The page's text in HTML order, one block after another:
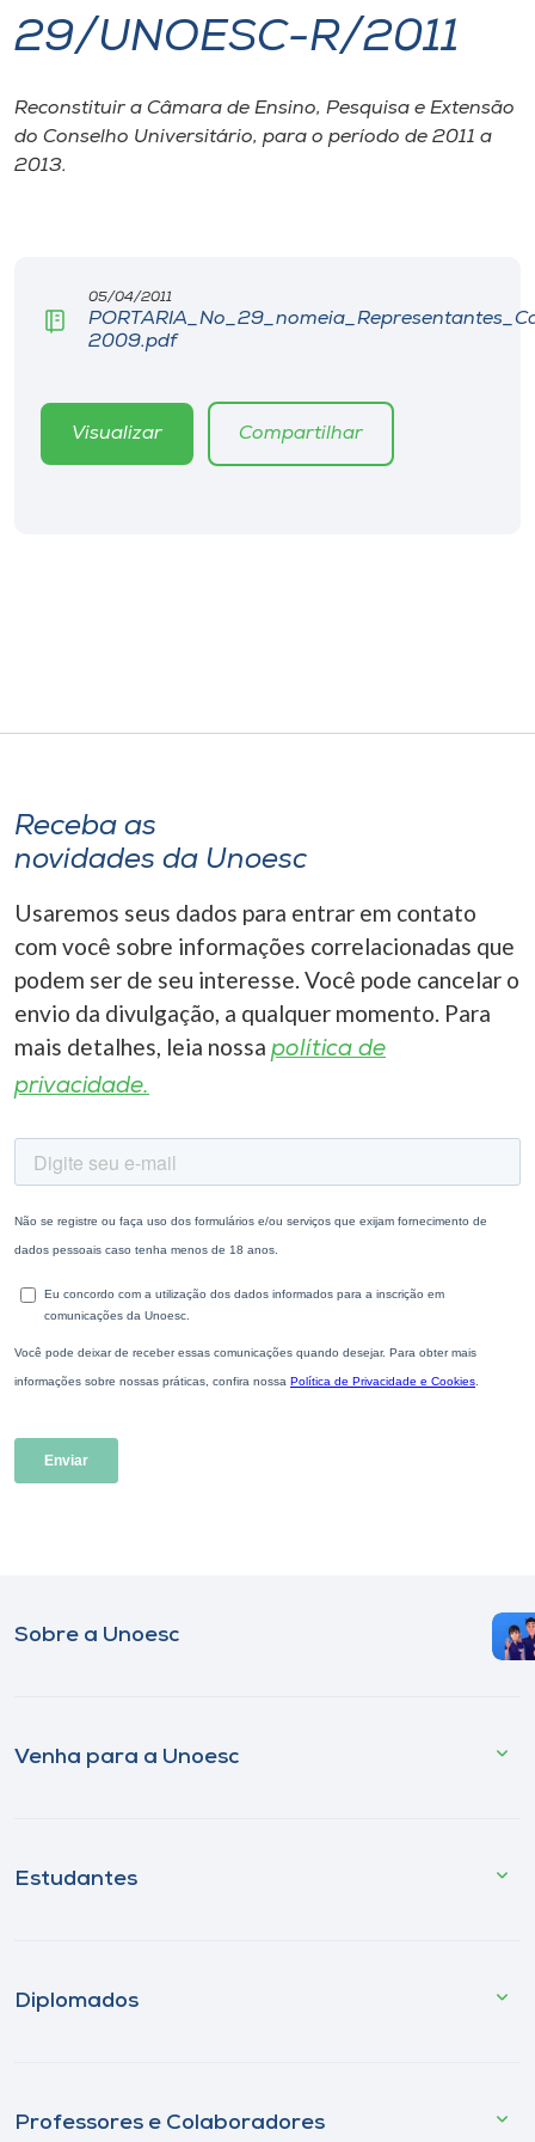
I.nova
Diplomados
Biblioteca
Editora
A-
29/UNOESC-R/2011
Reconstituir a Câmara de Ensino, Pesquisa e Extensão
do Conselho Universitário, para o período de 2011 a
2013.
05/04/2011
2009.pdf
Visualizar Compartilhar
Receba as
novidades da Unoesc
Usaremos seus dados para entrar em contato
com você sobre informações correlacionadas que
podem ser de seu interesse. Você pode cancelar o
envio da divulgação, a qualquer momento. Para
mais detalhes, leia nossa política de
privacidade.
Sobre a Unoesc
Venha para a Unoesc
Estudantes
Diplomados
Professores e Colaboradores